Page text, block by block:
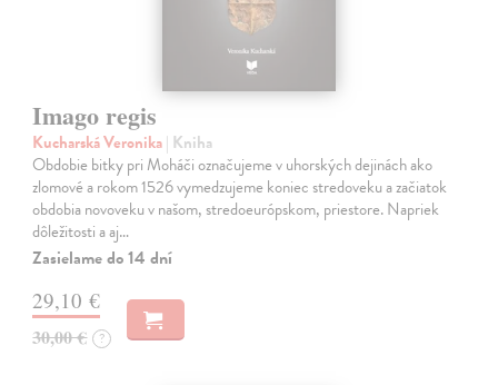
Imago regis
Kucharská Veronika| Kniha
Obdobie bitky pri Moháči označujeme v uhorských dejinách ako
zlomové a rokom 1526 vymedzujeme koniec stredoveku a začiatok
obdobia novoveku v našom, stredoeurópskom, priestore. Napriek
dôležitosti a aj…
Zasielame do 14 dní
29,10 €
30,00 € ?